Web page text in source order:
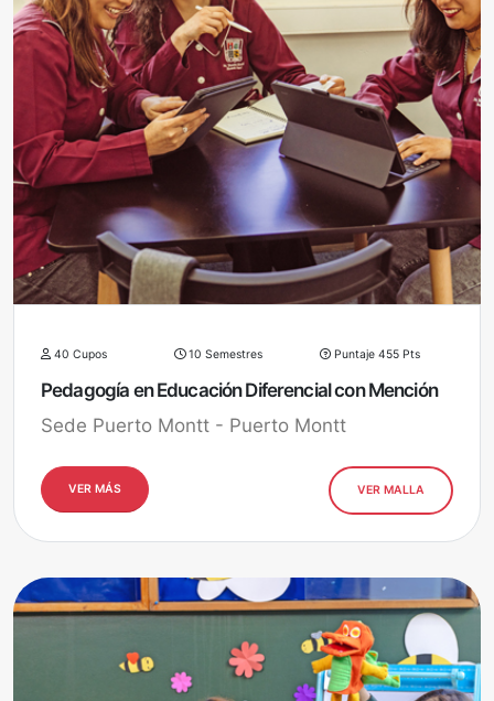
40 Cupos 10 Semestres Puntaje 455 Pts
Pedagogía en Educación Diferencial con Mención
Sede Puerto Montt - Puerto Montt
VER MÁS VER MALLA